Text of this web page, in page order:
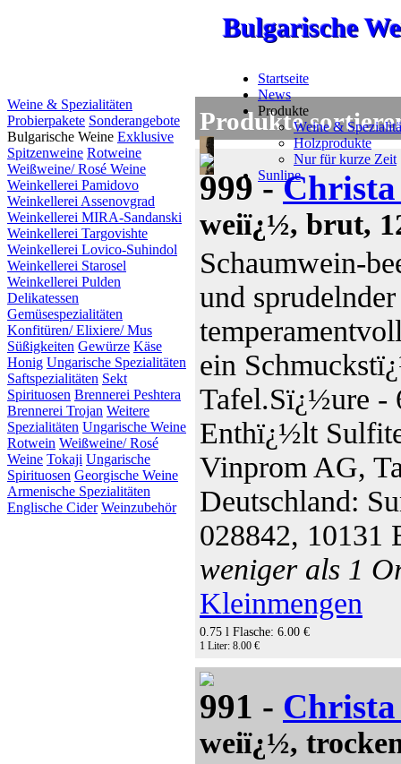
Startseite
News
Produkte
Weine &
Holzprodukte
Nur für kurze Zeit
Sunline
Bulgarische
Bulgarische
Bulgarische
Weine & Spezialitäten
Probierpakete Sonderangebote
Bulgarische Weine Exklusive
Spitzenweine Rotweine
Weißweine/ Rosé Weine
Weinkellerei Pamidovo
Weinkellerei Assenovgrad
Weinkellerei MIRA-Sandanski
Weinkellerei Targovishte
Weinkellerei Lovico-Suhindol
Weinkellerei Starosel
Weinkellerei Pulden
Delikatessen
Gemüsespezialitäten
Konfitüren/ Elixiere/ Mus
Süßigkeiten Gewürze Käse
Honig Ungarische Spezialitäten
Saftspezialitäten Sekt
Spirituosen Brennerei Peshtera
Brennerei Trojan Weitere
Spezialitäten Ungarische Weine
Rotwein Weißweine/ Rosé
Weine Tokaji Ungarische
Spirituosen Georgische Weine
Armenische Spezialitäten
Englische Cider Weinzubehör
Produkte
999 -
weiï¿½, brut,
Schaumwein-
und
ein
Tafel.Sï¿½ure -
Enthï¿½lt
Vinprom AG,
Deutschland:
028842, 10131
weniger als 1
Kleinmengen
0.75 l Flasche: 6.00 €
1 Liter: 8.00 €
991 - Christa
weiï¿½,